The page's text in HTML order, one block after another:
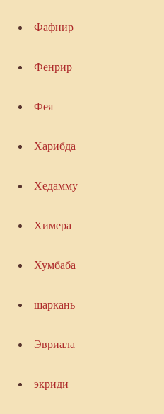
Фафнир
Фенрир
Фея
Харибда
Хедамму
Химера
Хумбаба
шаркань
Эвриала
экриди